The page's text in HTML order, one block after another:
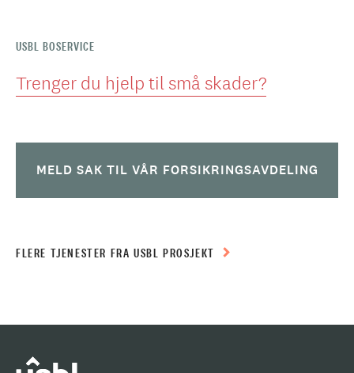
USBL BOSERVICE
Trenger du hjelp til små skader?
MELD SAK TIL VÅR FORSIKRINGSAVDELING
FLERE TJENESTER FRA USBL PROSJEKT